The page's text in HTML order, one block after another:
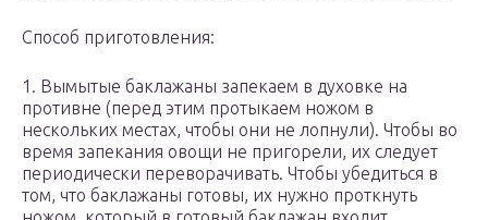
Способ приготовления:
1. Вымытые баклажаны запекаем в духовке на
противне (перед этим протыкаем ножом в
нескольких местах, чтобы они не лопнули). Чтобы во
время запекания овощи не пригорели, их следует
периодически переворачивать. Чтобы убедиться в
том, что баклажаны готовы, их нужно проткнуть